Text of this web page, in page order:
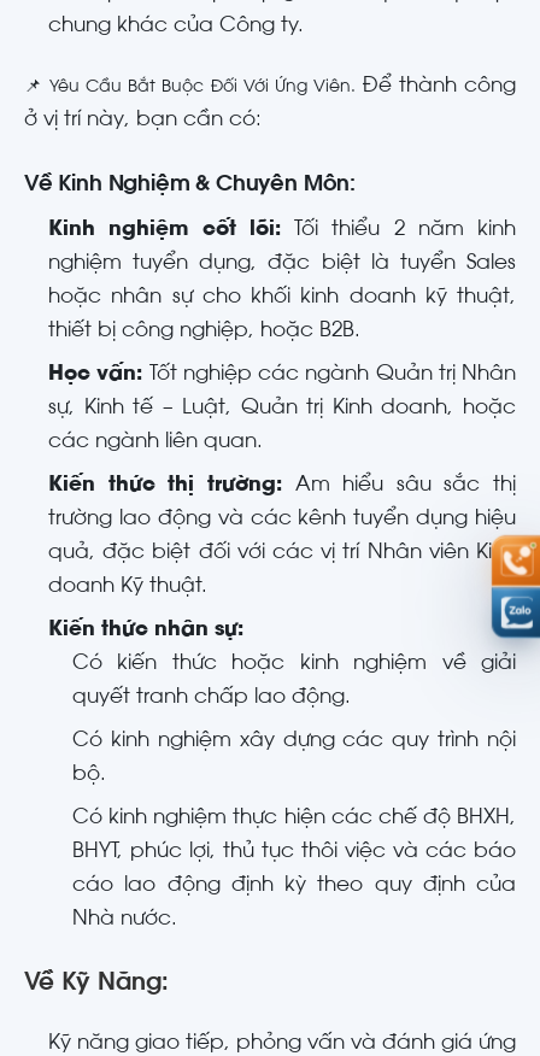
chung khác của Công ty.
📌 Yêu Cầu Bắt Buộc Đối Với Ứng Viên. Để thành công
ở vị trí này, bạn cần có:
Về Kinh Nghiệm & Chuyên Môn:
Kinh nghiệm cốt lõi:Tối thiểu 2 năm kinh
nghiệm tuyển dụng, đặc biệt là tuyển Sales
hoặc nhân sự cho khối kinh doanh kỹ thuật,
thiết bị công nghiệp, hoặc B2B.
Học vấn: Tốt nghiệp các ngành Quản trị Nhân
sự, Kinh tế – Luật, Quản trị Kinh doanh, hoặc
các ngành liên quan.
Kiến thức thị trường:Am hiểu sâu sắc thị
trường lao động và các kênh tuyển dụng hiệu
quả, đặc biệt đối với các vị trí Nhân viên Kinh
doanh Kỹ thuật.
Kiến thức nhân sự:
Có kiến thức hoặc kinh nghiệm về giải
quyết tranh chấp lao động.
Có kinh nghiệm xây dựng các quy trình nội
bộ.
Có kinh nghiệm thực hiện các chế độ BHXH,
BHYT, phúc lợi, thủ tục thôi việc và các báo
cáo lao động định kỳ theo quy định của
Nhà nước.
Về Kỹ Năng:
Kỹ năng giao tiếp, phỏng vấn và đánh giá ứng